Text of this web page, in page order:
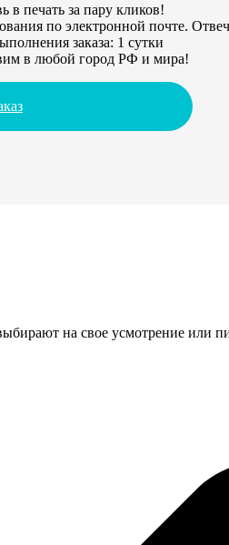
в печать за пару кликов!
по электронной почте.
заказа: 1 сутки
в любой город РФ и мира!
на свое усмотрение или